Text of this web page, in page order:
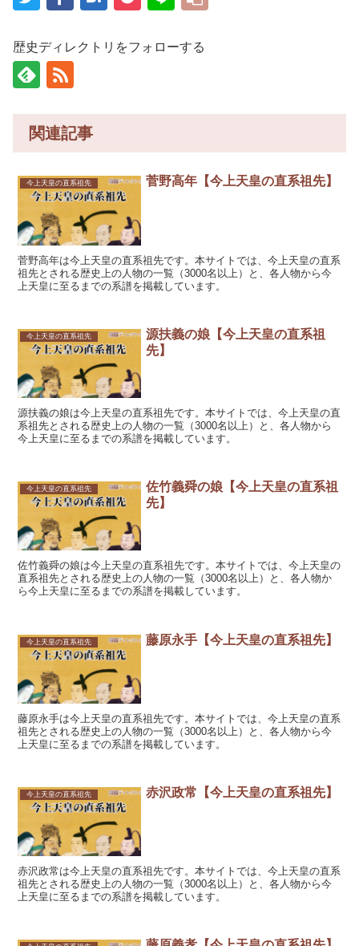
歴史ディレクトリをフォローする
関連記事
今上天皇の直系祖先 菅野高年【今上天皇の直系祖先】
菅野高年は今上天皇の直系祖先です。本サイトでは、今上天皇の直系
祖先とされる歴史上の人物の一覧（3000名以上）と、各人物から今
上天皇に至るまでの系譜を掲載しています。
今上天皇の直系祖先
源扶義の娘【今上天皇の直系祖
先】
源扶義の娘は今上天皇の直系祖先です。本サイトでは、今上天皇の直
系祖先とされる歴史上の人物の一覧（3000名以上）と、各人物から
今上天皇に至るまでの系譜を掲載しています。
今上天皇の直系祖先
佐竹義舜の娘【今上天皇の直系祖
先】
佐竹義舜の娘は今上天皇の直系祖先です。本サイトでは、今上天皇の
直系祖先とされる歴史上の人物の一覧（3000名以上）と、各人物か
ら今上天皇に至るまでの系譜を掲載しています。
今上天皇の直系祖先 藤原永手【今上天皇の直系祖先】
藤原永手は今上天皇の直系祖先です。本サイトでは、今上天皇の直系
祖先とされる歴史上の人物の一覧（3000名以上）と、各人物から今
上天皇に至るまでの系譜を掲載しています。
今上天皇の直系祖先 赤沢政常【今上天皇の直系祖先】
赤沢政常は今上天皇の直系祖先です。本サイトでは、今上天皇の直系
祖先とされる歴史上の人物の一覧（3000名以上）と、各人物から今
上天皇に至るまでの系譜を掲載しています。